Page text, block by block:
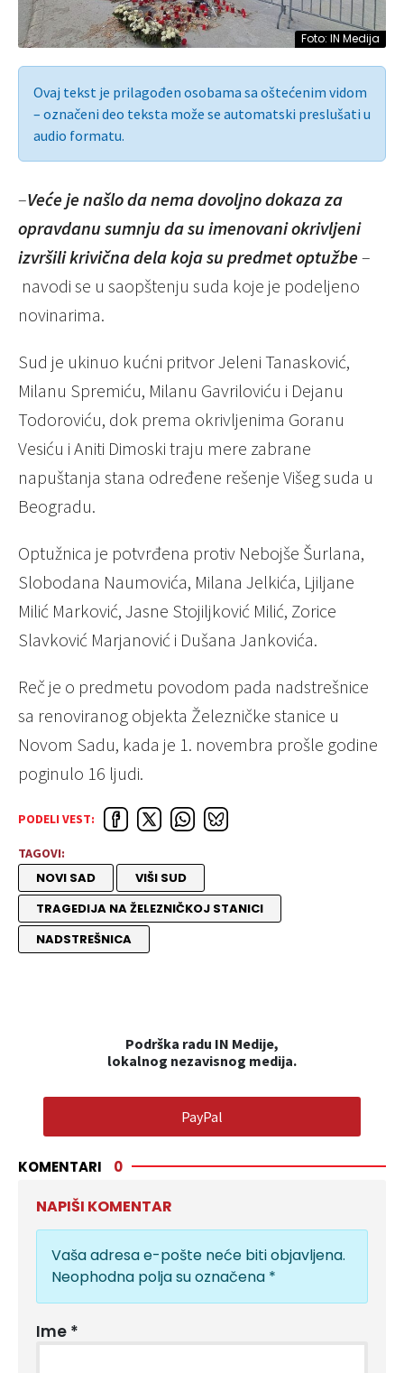
Foto: IN Medija
Ovaj tekst je prilagođen osobama sa oštećenim vidom
– označeni deo teksta može se automatski preslušati u
audio formatu.
–Veće je našlo da nema dovoljno dokaza za
opravdanu sumnju da su imenovani okrivljeni
izvršili krivična dela koja su predmet optužbe–
navodi se u saopštenju suda koje je podeljeno
novinarima.
Sud je ukinuo kućni pritvor Jeleni Tanasković,
Milanu Spremiću, Milanu Gavriloviću i Dejanu
Todoroviću, dok prema okrivljenima Goranu
Vesiću i Aniti Dimoski traju mere zabrane
napuštanja stana određene rešenje Višeg suda u
Beogradu.
Optužnica je potvrđena protiv Nebojše Šurlana,
Slobodana Naumovića, Milana Jelkića, Ljiljane
Milić Marković, Jasne Stojiljković Milić, Zorice
Slavković Marjanović i Dušana Jankovića.
Reč je o predmetu povodom pada nadstrešnice
sa renoviranog objekta Železničke stanice u
Novom Sadu, kada je 1. novembra prošle godine
poginulo 16 ljudi.
PODELI VEST:
TAGOVI:
NOVI SAD
VIŠI SUD
TRAGEDIJA NA ŽELEZNIČKOJ STANICI
NADSTREŠNICA
Podrška radu IN Medije,
lokalnog nezavisnog medija.
PayPal
KOMENTARI 0
NAPIŠI KOMENTAR
Vaša adresa e-pošte neće biti objavljena.
Neophodna polja su označena *
Ime *